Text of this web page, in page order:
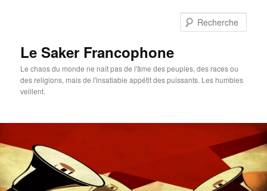
Le Saker Francophone
Le chaos du monde ne naît pas de l'âme des peuples, des races ou
des religions, mais de l'insatiable appétit des puissants. Les humbles
veillent.